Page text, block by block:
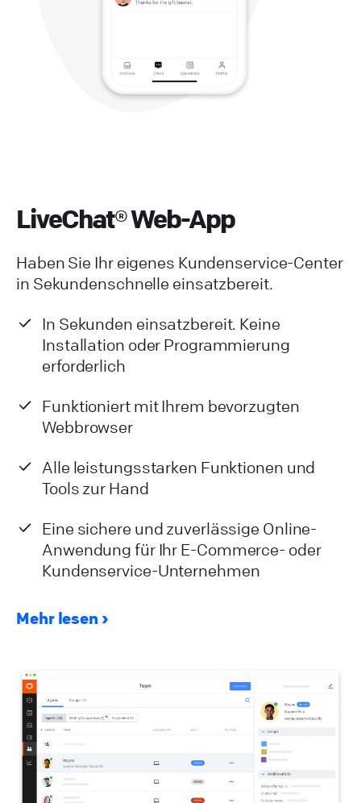
LiveChat® Web-App
Haben Sie Ihr eigenes Kundenservice-Center
in Sekundenschnelle einsatzbereit.
In Sekunden einsatzbereit. Keine
Installation oder Programmierung
erforderlich
Funktioniert mit Ihrem bevorzugten
Webbrowser
Alle leistungsstarken Funktionen und
Tools zur Hand
Eine sichere und zuverlässige Online-
Anwendung für Ihr E-Commerce- oder
Kundenservice-Unternehmen
Mehr lesen